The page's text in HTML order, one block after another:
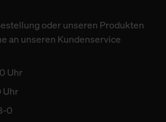
oder unseren Produkten
an unseren Kundenservice
Uhr
Uhr
0